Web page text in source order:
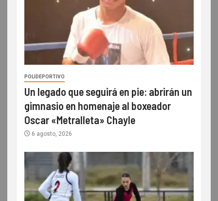
POLIDEPORTIVO
Un legado que seguirá en pie: abrirán un
gimnasio en homenaje al boxeador
Oscar «Metralleta» Chayle
6 agosto, 2026